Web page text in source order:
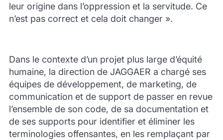
leur origine dans l’oppression et la servitude. Ce
n’est pas correct et cela doit changer ».
Dans le contexte d’un projet plus large d’équité
humaine, la direction de JAGGAER a chargé ses
équipes de développement, de marketing, de
communication et de support de passer en revue
l’ensemble de son code, de sa documentation et
de ses supports pour identifier et éliminer les
terminologies offensantes, en les remplaçant par